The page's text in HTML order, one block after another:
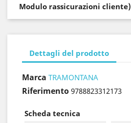
Modulo rassicurazioni cliente)
Dettagli del prodotto
Marca TRAMONTANA
Riferimento 9788823312173
Scheda tecnica